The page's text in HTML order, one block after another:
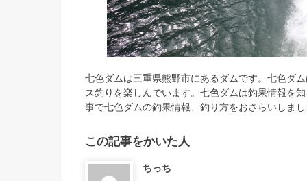
七色ダムは三重県熊野市にあるダムです。七色ダ
ス釣りを楽しんでいます。七色ダムは釣果情報を
事で七色ダムの釣果情報、釣り方をおさらいしま
この記事をかいた人
ちっち